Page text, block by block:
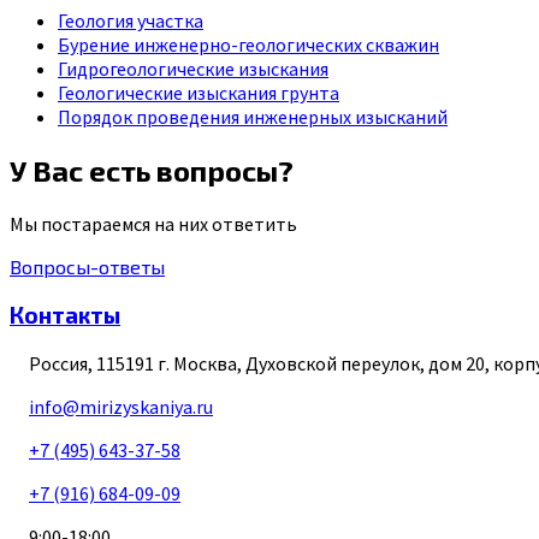
Геология участка
Бурение инженерно-геологических скважин
Гидрогеологические изыскания
Геологические изыскания грунта
Порядок проведения инженерных изысканий
У Вас есть вопросы?
Мы постараемся на них ответить
Вопросы-ответы
Контакты
Россия, 115191 г. Москва, Духовской переулок, дом 20,
info@mirizyskaniya.ru
+7 (495) 643-37-58
+7 (916) 684-09-09